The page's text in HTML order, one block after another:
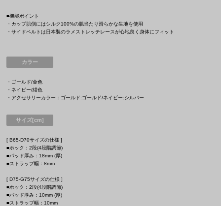
■機能ポイント
・カップ肌側にはシルク100%の肌当たり滑らかな生地を使用
・サイドベルトは日本製のラメストレッチレースが心地良く身体にフィット
カラー
・ゴールド/金色
・ネイビー/紺色
・アクセサリーカラー：ゴールド:ゴールド/ネイビー:シルバー
サイズ[cm]
[ B65-D70サイズの仕様 ]
■ホック：2段(4段階調節)
■パッド厚み：18mm (厚)
■ストラップ幅：8mm
[ D75-G75サイズの仕様 ]
■ホック：2段(4段階調節)
■パッド厚み：10mm (厚)
■ストラップ幅：10mm